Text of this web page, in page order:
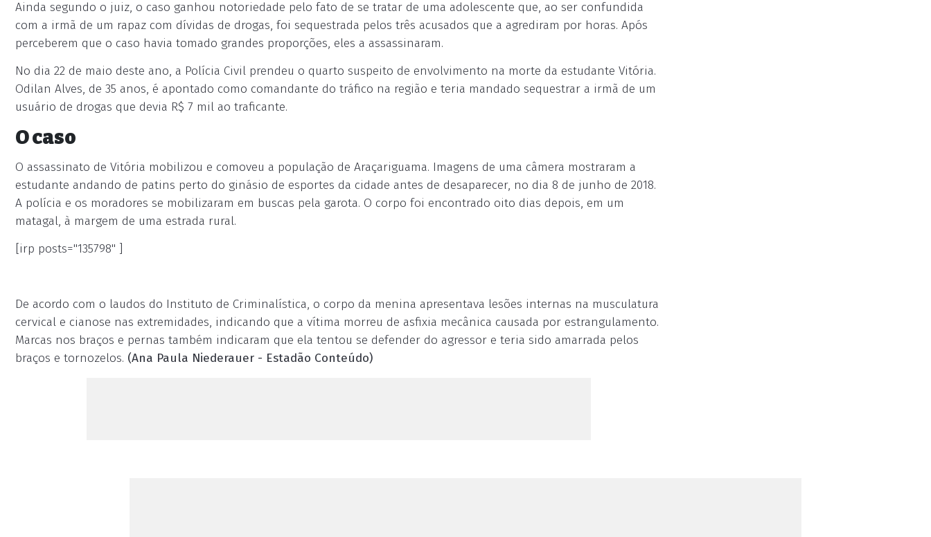
Ainda segundo o juiz, o caso ganhou notoriedade pelo fato de se tratar de uma adolescente que, ao ser confundida
com a irmã de um rapaz com dívidas de drogas, foi sequestrada pelos três acusados que a agrediram por horas. Após
perceberem que o caso havia tomado grandes proporções, eles a assassinaram.
No dia 22 de maio deste ano, a Polícia Civil prendeu o quarto suspeito de envolvimento na morte da estudante Vitória.
Odilan Alves, de 35 anos, é apontado como comandante do tráfico na região e teria mandado sequestrar a irmã de um
usuário de drogas que devia R$ 7 mil ao traficante.
O caso
O assassinato de Vitória mobilizou e comoveu a população de Araçariguama. Imagens de uma câmera mostraram a
estudante andando de patins perto do ginásio de esportes da cidade antes de desaparecer, no dia 8 de junho de 2018.
A polícia e os moradores se mobilizaram em buscas pela garota. O corpo foi encontrado oito dias depois, em um
matagal, à margem de uma estrada rural.
[irp posts="135798" ]
De acordo com o laudos do Instituto de Criminalística, o corpo da menina apresentava lesões internas na musculatura
cervical e cianose nas extremidades, indicando que a vítima morreu de asfixia mecânica causada por estrangulamento.
Marcas nos braços e pernas também indicaram que ela tentou se defender do agressor e teria sido amarrada pelos
braços e tornozelos. (Ana Paula Niederauer - Estadão Conteúdo)